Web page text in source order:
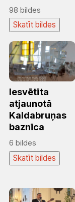
98 bildes
Skatīt bildes
Iesvētīta
atjaunotā
Kaldabruņas
baznīca
6 bildes
Skatīt bildes